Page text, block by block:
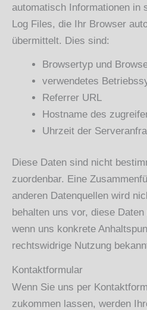
automatisch Informationen in
Log Files, die Ihr Browser
übermittelt. Dies sind:
Browsertyp und
verwendetes
Referrer URL
Hostname des
Uhrzeit der
Diese Daten sind nicht
zuordenbar. Eine
anderen Datenquellen wird
behalten uns vor, diese
wenn uns konkrete
rechtswidrige Nutzung
Kontaktformular
Wenn Sie uns per
zukommen lassen, werden